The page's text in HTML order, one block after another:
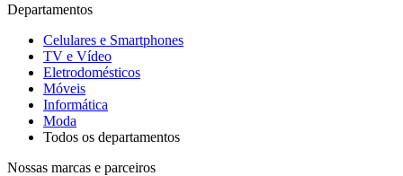
Departamentos
Celulares e Smartphones
TV e Vídeo
Eletrodomésticos
Móveis
Informática
Moda
Todos os departamentos
Nossas marcas e parceiros